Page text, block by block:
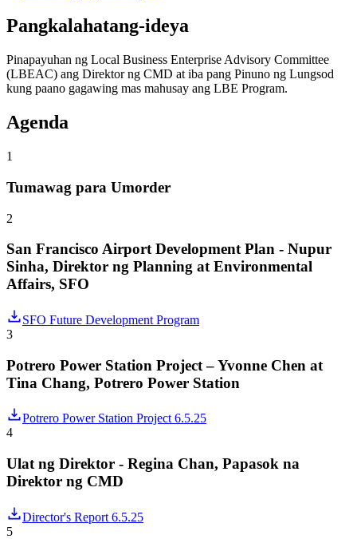
Pangkalahatang-ideya
Pinapayuhan ng Local Business Enterprise Advisory Committee
(LBEAC) ang Direktor ng CMD at iba pang Pinuno ng Lungsod
kung paano gagawing mas mahusay ang LBE Program.
Agenda
1
Tumawag para Umorder
2
San Francisco Airport Development Plan - Nupur
Sinha, Direktor ng Planning at Environmental
Affairs, SFO
SFO Future Development Program
3
Potrero Power Station Project – Yvonne Chen at
Tina Chang, Potrero Power Station
Potrero Power Station Project 6.5.25
4
Ulat ng Direktor - Regina Chan, Papasok na
Direktor ng CMD
Director's Report 6.5.25
5